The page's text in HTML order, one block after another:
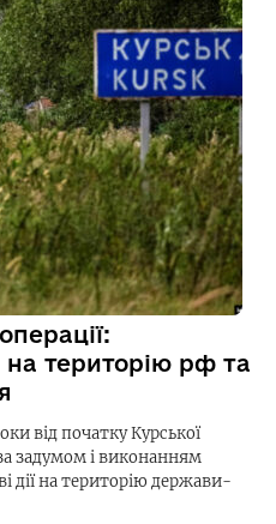
на територію рф та
від початку Курської
задумом і виконанням
дії на територію держави-